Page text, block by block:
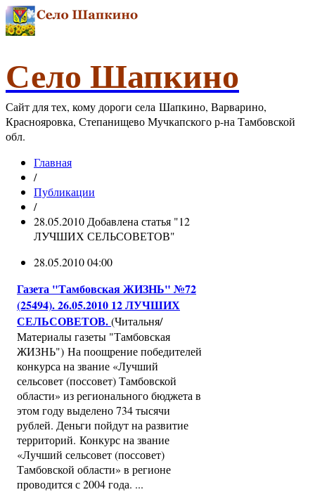
Село Шапкино
Сайт для тех, кому дороги села Шапкино, Варварино,
Краснояровка, Степанищево Мучкапского р-на Тамбовской
обл.
Главная
/
Публикации
/
28.05.2010 Добавлена статья "12
ЛУЧШИХ СЕЛЬСОВЕТОВ"
28.05.2010 04:00
Газета "Тамбовская ЖИЗНЬ" №72
(25494). 26.05.2010 12 ЛУЧШИХ
СЕЛЬСОВЕТОВ.(Читальня/
Материалы газеты "Тамбовская
ЖИЗНЬ") На поощрение победителей
конкурса на звание «Лучший
сельсовет (поссовет) Тамбовской
области» из регионального бюджета в
этом году выделено 734 тысячи
рублей. Деньги пойдут на развитие
территорий. Конкурс на звание
«Лучший сельсовет (поссовет)
Тамбовской области» в регионе
проводится с 2004 года. ...